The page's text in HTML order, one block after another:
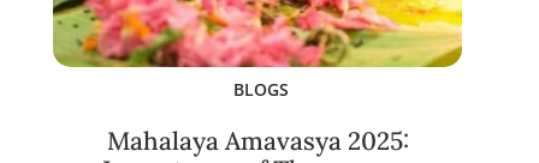
BLOGS
Mahalaya Amavasya 2025: